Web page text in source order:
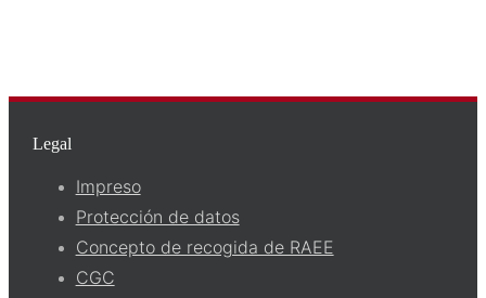
Legal
Impreso
Protección de datos
Concepto de recogida de RAEE
CGC